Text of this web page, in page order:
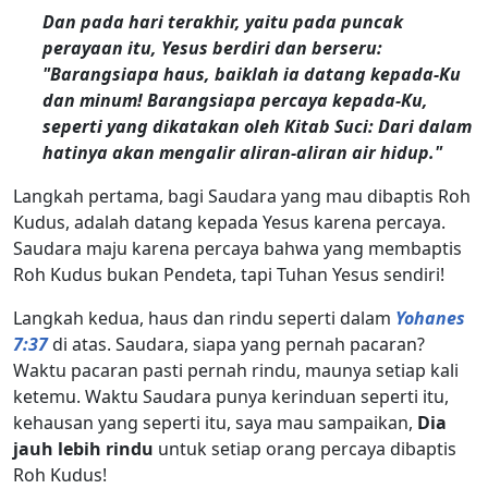
Dan pada hari terakhir, yaitu pada puncak
perayaan itu, Yesus berdiri dan berseru:
"Barangsiapa haus, baiklah ia datang kepada-Ku
dan minum! Barangsiapa percaya kepada-Ku,
seperti yang dikatakan oleh Kitab Suci: Dari dalam
hatinya akan mengalir aliran-aliran air hidup."
Langkah pertama, bagi Saudara yang mau dibaptis Roh
Kudus, adalah datang kepada Yesus karena percaya.
Saudara maju karena percaya bahwa yang membaptis
Roh Kudus bukan Pendeta, tapi Tuhan Yesus sendiri!
Langkah kedua, haus dan rindu seperti dalam Yohanes
7:37di atas. Saudara, siapa yang pernah pacaran?
Waktu pacaran pasti pernah rindu, maunya setiap kali
ketemu. Waktu Saudara punya kerinduan seperti itu,
kehausan yang seperti itu, saya mau sampaikan, Dia
jauh lebih rindu untuk setiap orang percaya dibaptis
Roh Kudus!